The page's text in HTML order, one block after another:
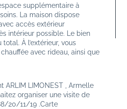
supplémentaire à
La maison dispose
accès extérieur
intérieur possible. Le bien
À l’extérieur, vous
avec rideau, ainsi que
ARLIM LIMONEST , Armelle
organiser une visite de
20/11/19 .Carte